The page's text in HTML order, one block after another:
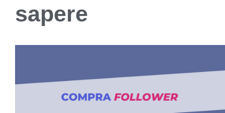
sapere